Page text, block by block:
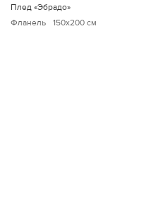
Плед «Эбрадо»
Фланель
150x200 см